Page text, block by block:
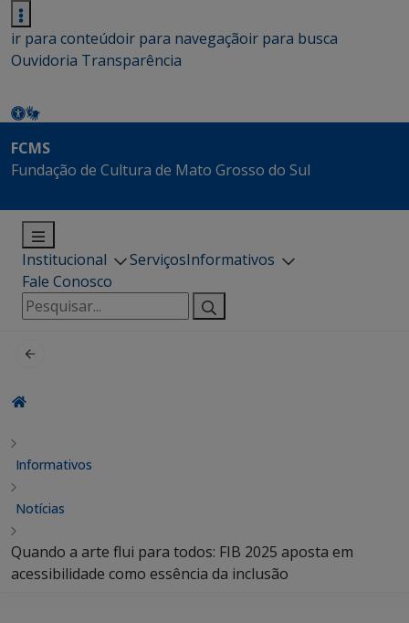
ir para conteúdoir para navegaçãoir para busca
Ouvidoria Transparência
FCMS
Fundação de Cultura de Mato Grosso do Sul
Institucional ServiçosInformativos
Fale Conosco
Pesquisar
por:
Informativos
Notícias
Quando a arte flui para todos: FIB 2025 aposta em
acessibilidade como essência da inclusão